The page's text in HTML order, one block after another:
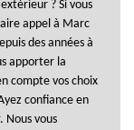
? Si vous
appel à Marc
des années à
apporter la
compte vos choix
confiance en
Nous vous